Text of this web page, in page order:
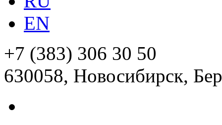
EN
+7 (383) 306 30 50
630058, Новосибирск,